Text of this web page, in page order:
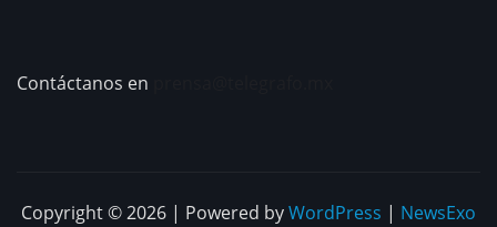
Contáctanos en
Copyright © 2026 | Powered byWordPress | NewsExo